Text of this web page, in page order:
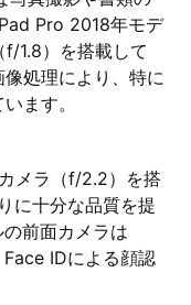
Pro 2018年モデ
1.8）を搭載して
処理により、特に
ます。
メラ（f/2.2）を搭
に十分な品質を提
前面カメラは
IDによる顔認